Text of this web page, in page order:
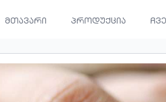
მთავარი პროდუქცია